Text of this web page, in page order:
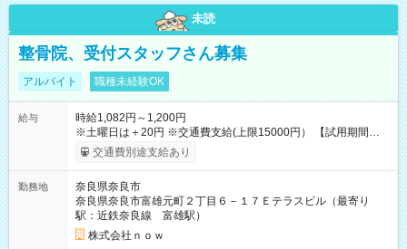
未読
整骨院、受付スタッフさん募集
アルバイト 職種未経験OK
給与
時給1,082円～1,200円
※土曜日は＋20円 ※交通費支給(上限15000円） 【試用期間】試
用期間なし
交通費別途支給あり
勤務地
奈良県奈良市
奈良県奈良市富雄元町２丁目６－１７Ｅテラスビル（最寄り
駅：近鉄奈良線 富雄駅）
株式会社ｎｏｗ